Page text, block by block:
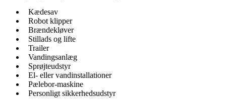
Kædesav
Robot klipper
Brændekløver
Stillads og lifte
Trailer
Vandingsanlæg
Sprøjteudstyr
El- eller vandinstallationer
Pælebor-maskine
Personligt sikkerhedsudstyr